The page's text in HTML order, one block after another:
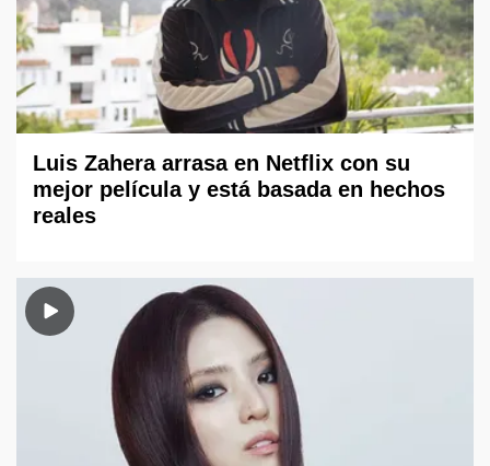
Luis Zahera arrasa en Netflix con su
mejor película y está basada en hechos
reales